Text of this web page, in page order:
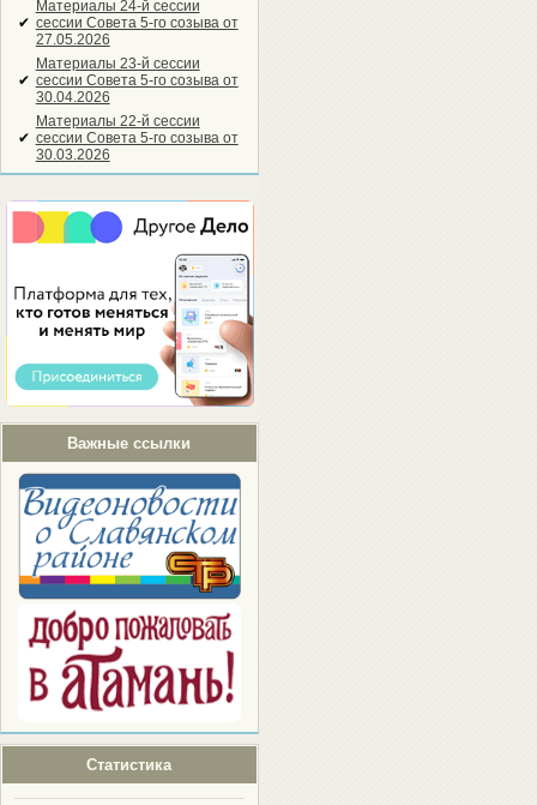
✔
Материалы 24-й сессии
сессии Совета 5-го созыва от
27.05.2026
✔
Материалы 23-й сессии
сессии Совета 5-го созыва от
30.04.2026
✔
Материалы 22-й сессии
сессии Совета 5-го созыва от
30.03.2026
Важные ссылки
Статистика